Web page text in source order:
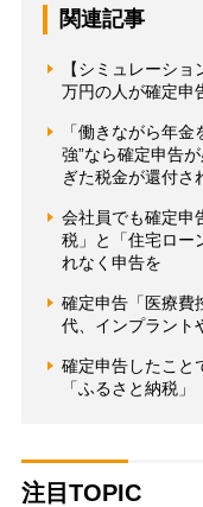
関連記事
【シミュレーシ
万円の人が確定申
「働きながら年
強”なら確定申告
ぎた税金が還付さ
会社員でも確定申
税」と「住宅ロ
れなく申告を
確定申告「医療
代、インプラント
確定申告したこ
「ふるさと納税
注目TOPIC